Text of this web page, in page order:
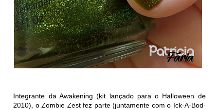
Integrante da Awakening (kit lançado para o Halloween de
2010), oZombie Zestfez parte (juntamente com o Ick-A-Bod-